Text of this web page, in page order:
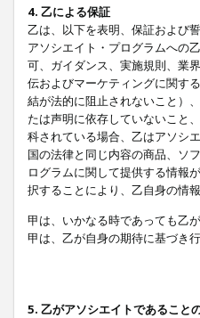
4. 乙による保証
乙は、以下を表明、保証および
アソシエイト・プログラムへの
可、ガイダンス、実施規則、業
伝およびマーケティングに関す
結が法的に阻止されないこと）
たは声明に依存していないこと
科されている場合、乙はアソシ
国の法律と同じ内容の商品、ソ
ログラムに関して提供する情報
択することにより、乙自身の情
甲は、いかなる時であっても乙
甲は、乙が自身の期待に基づき
5. 乙がアソシエイトであること